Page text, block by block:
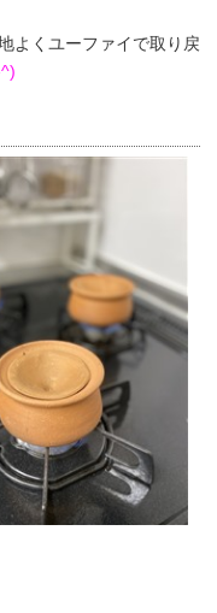
よくユーファイで取り戻